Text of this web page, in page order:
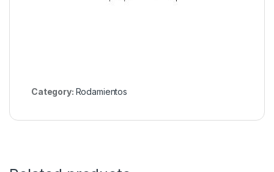
Category: Rodamientos